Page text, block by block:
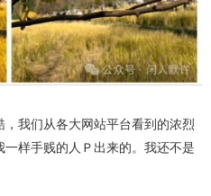
我们从各大网站平台看到的浓烈
样手贱的人Ｐ出来的。我还不是